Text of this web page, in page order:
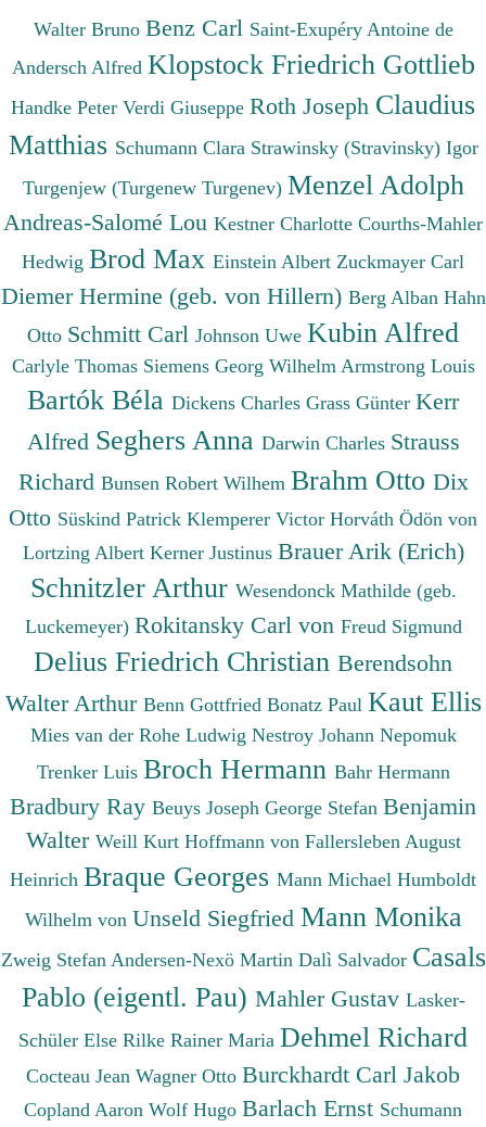
Walter Bruno Benz Carl Saint-Exupéry Antoine de
Andersch Alfred Klopstock Friedrich Gottlieb
Handke Peter Verdi Giuseppe Roth Joseph Claudius
Matthias Schumann Clara Strawinsky (Stravinsky) Igor
Turgenjew (Turgenew Turgenev) Menzel Adolph
Andreas-Salomé Lou Kestner Charlotte Courths-Mahler
Hedwig Brod Max Einstein Albert Zuckmayer Carl
Diemer Hermine (geb. von Hillern) Berg Alban Hahn
Otto Schmitt Carl Johnson Uwe Kubin Alfred
Carlyle Thomas Siemens Georg Wilhelm Armstrong Louis
Bartók Béla Dickens Charles Grass Günter Kerr
Alfred Seghers Anna Darwin Charles Strauss
Richard Bunsen Robert Wilhem Brahm Otto Dix
Otto Süskind Patrick Klemperer Victor Horváth Ödön von
Lortzing Albert Kerner Justinus Brauer Arik (Erich)
Schnitzler Arthur Wesendonck Mathilde (geb.
Luckemeyer) Rokitansky Carl von Freud Sigmund
Delius Friedrich Christian Berendsohn
Walter Arthur Benn Gottfried Bonatz Paul Kaut Ellis
Mies van der Rohe Ludwig Nestroy Johann Nepomuk
Trenker Luis Broch Hermann Bahr Hermann
Bradbury Ray Beuys Joseph George Stefan Benjamin
Walter Weill Kurt Hoffmann von Fallersleben August
Heinrich Braque Georges Mann Michael Humboldt
Wilhelm von Unseld Siegfried Mann Monika
Zweig Stefan Andersen-Nexö Martin Dalì Salvador Casals
Pablo (eigentl. Pau) Mahler Gustav Lasker-
Schüler Else Rilke Rainer Maria Dehmel Richard
Cocteau Jean Wagner Otto Burckhardt Carl Jakob
Copland Aaron Wolf Hugo Barlach Ernst Schumann